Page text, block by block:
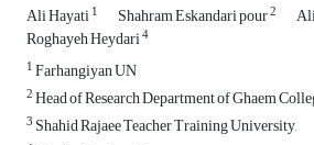
Ali Hayati1 Shahram Eskandari pour2
Roghayeh Heydari4
1Farhangiyan UN
2Head of Research Department of Ghaem
3 Shahid Rajaee Teacher Training University,